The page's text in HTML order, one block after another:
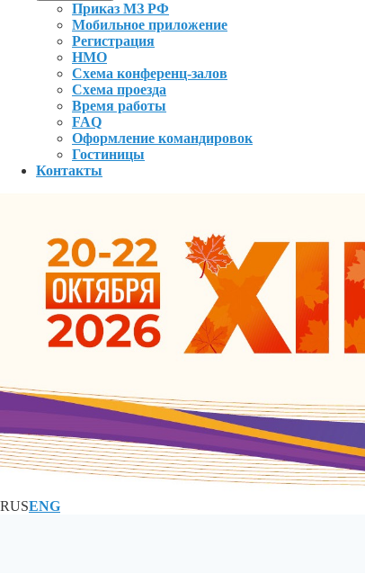
Приказ МЗ РФ
Мобильное приложение
Регистрация
НМО
Схема конференц-залов
Схема проезда
Время работы
FAQ
Оформление командировок
Гостиницы
Контакты
RUSENG